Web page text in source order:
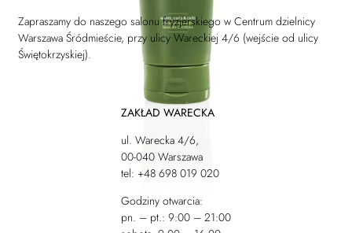
Zapraszamy do naszego salonu fryzjerskiego w Centrum dzielnicy
Warszawa Śródmieście, przy ulicy Wareckiej 4/6 (wejście od ulicy
Świętokrzyskiej).
ZAKŁAD WARECKA
ul. Warecka 4/6,
00-040 Warszawa
tel: +48 698 019 020
Godziny otwarcia:
pn. – pt.: 9:00 – 21:00